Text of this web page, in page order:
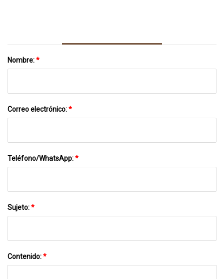
Nombre:*
Correo electrónico:*
Teléfono/WhatsApp:*
Sujeto:*
Contenido:*